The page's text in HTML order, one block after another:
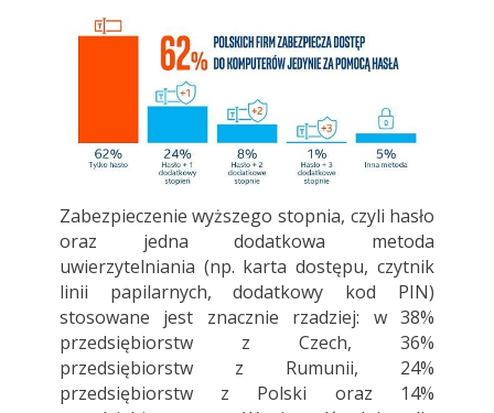
Zabezpieczenie wyższego stopnia, czyli hasło
oraz jedna dodatkowa metoda
uwierzytelniania (np. karta dostępu, czytnik
linii papilarnych, dodatkowy kod PIN)
stosowane jest znacznie rzadziej: w 38%
przedsiębiorstw z Czech, 36%
przedsiębiorstw z Rumunii, 24%
przedsiębiorstw z Polski oraz 14%